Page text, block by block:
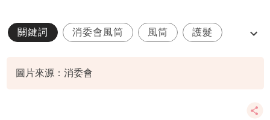
關鍵詞 消委會風筒 風筒 護髮
圖片來源：消委會